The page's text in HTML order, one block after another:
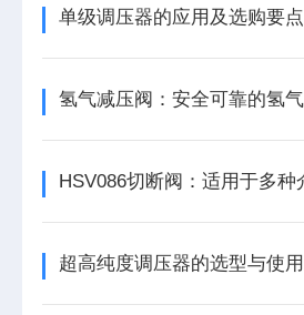
单级调压器的应用及选购要点